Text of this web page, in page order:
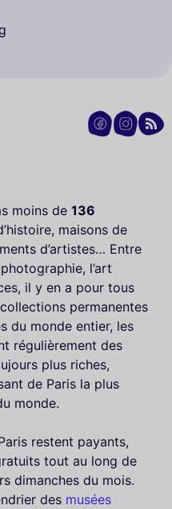
moins de 136
maisons de
d’artistes… Entre
l’art
il y en a pour tous
permanentes
du monde entier, les
régulièrement des
plus riches,
de Paris la plus
monde.
restent payants,
tout au long de
dimanches du mois.
des musées